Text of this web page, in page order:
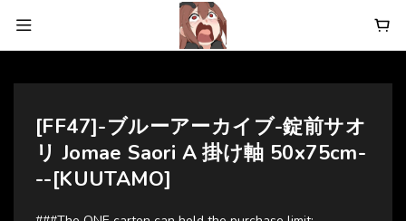
[FF47]-ブルーアーカイブ-錠前サオ
リ Jomae Saori A 掛け軸 50x75cm-
--[KUUTAMO]